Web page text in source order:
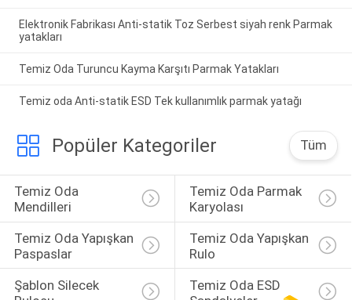
Elektronik Fabrikası Anti-statik Toz Serbest siyah renk Parmak
yatakları
Temiz Oda Turuncu Kayma Karşıtı Parmak Yatakları
Temiz oda Anti-statik ESD Tek kullanımlık parmak yatağı
Popüler Kategoriler Tüm
Temiz Oda
Mendilleri
Temiz Oda Parmak
Karyolası
Temiz Oda Yapışkan
Paspaslar
Temiz Oda Yapışkan
Rulo
Şablon Silecek
Temiz Oda ESD